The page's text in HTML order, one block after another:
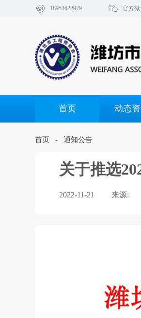
 18953622979  官方
首页 动态
首页 - 通知公告
关于推选
2022-11-21 来源: